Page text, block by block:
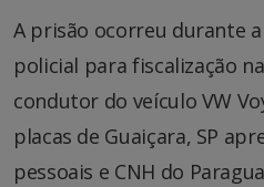
A prisão ocorreu durante
policial para fiscalização
condutor do veículo VW
placas de Guaiçara, SP
pessoais e CNH do